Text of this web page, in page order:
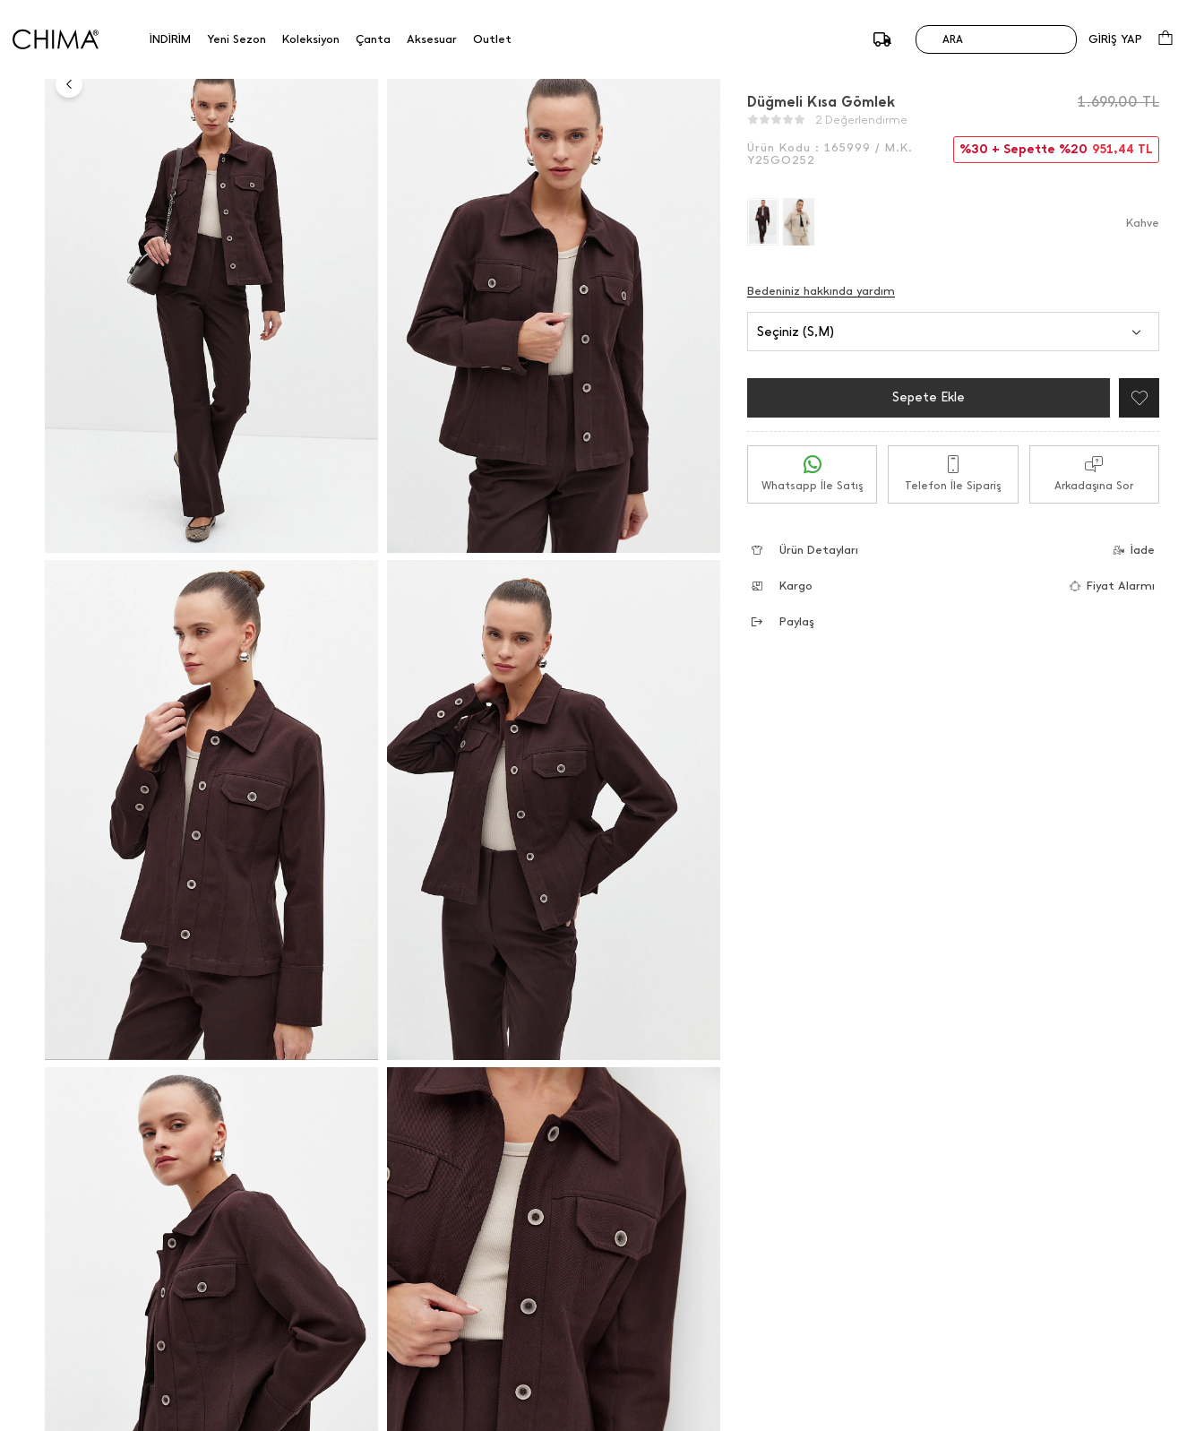
İNDİRİM Yeni Sezon Koleksiyon Çanta Aksesuar Outlet ARA GİRİŞ YAP
Anasayfa
Düğmeli Kısa Gömlek
2 Değerlendirme
Ürün Kodu : 165999 / M.K.
Y25GO252
1.699,00TL
%30 + Sepette %20 951,44 TL
Kahve
Bedeniniz hakkında yardım
Seçiniz (S,M)
Sepete Ekle
Whatsapp İle Satış Telefon İle Sipariş Arkadaşına Sor
Ürün Detayları İade
Kargo Fiyat Alarmı
Paylaş